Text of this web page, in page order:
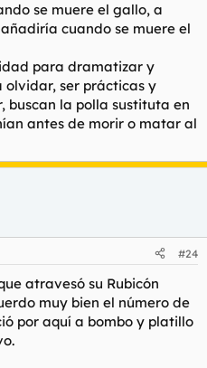
se muere el gallo, a
cuando se muere el
para dramatizar y
ser prácticas y
buscan la polla sustituta en
antes de morir o matar al
#24
atravesó su Rubicón
muy bien el número de
por aquí a bombo y platillo